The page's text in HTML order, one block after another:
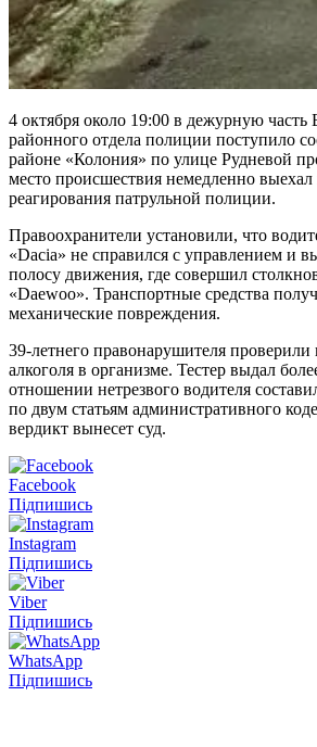
4 октября около 19:00 в дежурную часть
районного отдела полиции поступило
районе «Колония» по улице Рудневой
место происшествия немедленно выехал
реагирования патрульной полиции.
Правоохранители установили, что
«Daсia» не справился с управлением и
полосу движения, где совершил
«Daewoo». Транспортные средства
механические повреждения.
39-летнего правонарушителя проверили
алкоголя в организме. Тестер выдал
отношении нетрезвого водителя
по двум статьям административного
вердикт вынесет суд.
Facebook
Підпишись
Instagram
Підпишись
Viber
Підпишись
WhatsApp
Підпишись